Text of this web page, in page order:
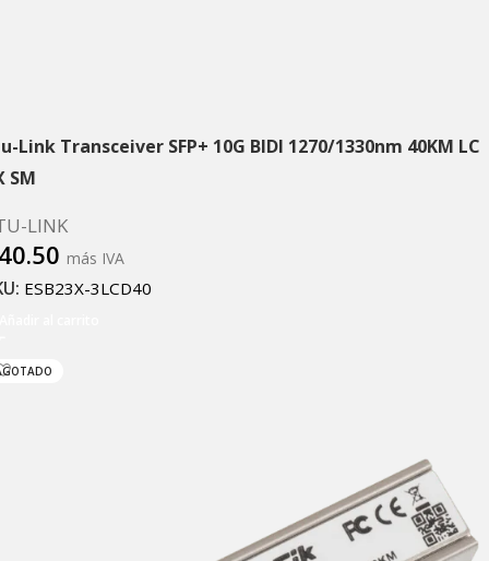
Link Transceiver SFP+ 10G BIDI 1270/1330nm 40KM LC
SM
LINK
más IVA
ESB23X-3LCD40